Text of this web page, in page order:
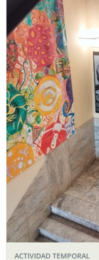
ACTIVIDAD TEMPORAL